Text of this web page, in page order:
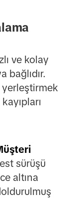
ve kolay
bağlıdır.
yerleştirmek
sürüşü
altına